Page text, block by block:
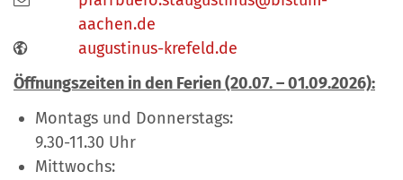
aachen.de
augustinus-krefeld.de
Öffnungszeiten in den Ferien (20.07. – 01.09.2026):
Montags und Donnerstags:
9.30-11.30 Uhr
Mittwochs: